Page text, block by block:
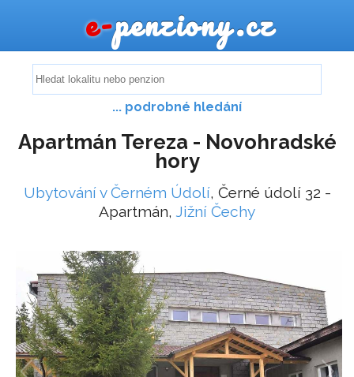
e-penziony.cz
... podrobné hledání
Apartmán Tereza - Novohradské
hory
Ubytování v Černém Údolí, Černé údolí 32 -
Apartmán, Jižní Čechy